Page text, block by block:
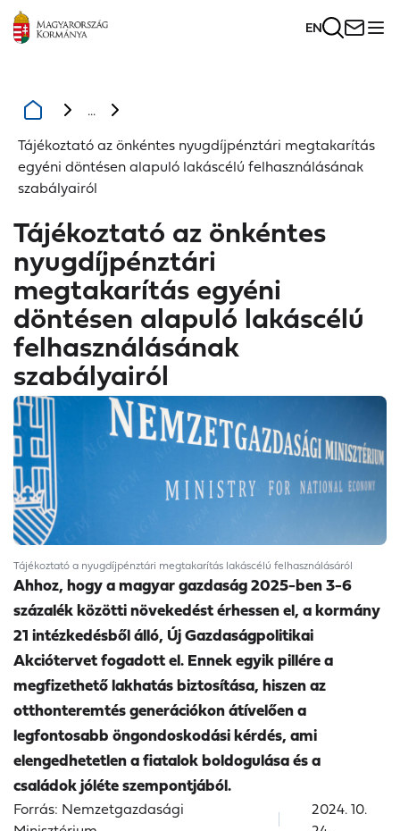
EN
...
Tájékoztató az önkéntes nyugdíjpénztári megtakarítás
egyéni döntésen alapuló lakáscélú felhasználásának
szabályairól
Tájékoztató az önkéntes
nyugdíjpénztári
megtakarítás egyéni
döntésen alapuló lakáscélú
felhasználásának
szabályairól
Tájékoztató a nyugdíjpénztári megtakarítás lakáscélú felhasználásáról
Ahhoz, hogy a magyar gazdaság 2025-ben 3-6
százalék közötti növekedést érhessen el, a kormány
21 intézkedésből álló, Új Gazdaságpolitikai
Akciótervet fogadott el. Ennek egyik pillére a
megfizethető lakhatás biztosítása, hiszen az
otthonteremtés generációkon átívelően a
legfontosabb öngondoskodási kérdés, ami
elengedhetetlen a fiatalok boldogulása és a
családok jóléte szempontjából.
Forrás: Nemzetgazdasági
2024. 10.